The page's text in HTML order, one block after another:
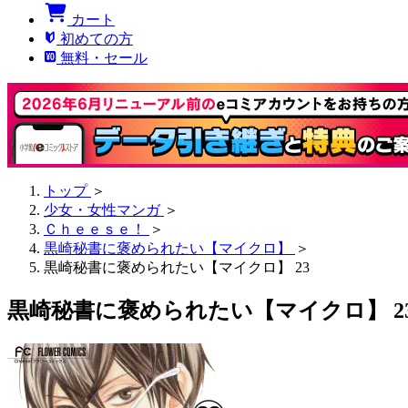
カート
初めての方
無料・セール
トップ ＞
少女・女性マンガ ＞
Ｃｈｅｅｓｅ！
＞
黒崎秘書に褒められたい【マイクロ】
＞
黒崎秘書に褒められたい【マイクロ】 23
黒崎秘書に褒められたい【マイクロ】